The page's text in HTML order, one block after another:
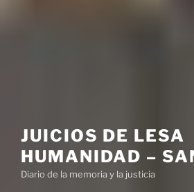
JUICIOS DE LESA
HUMANIDAD –
Diario de la memoria y la justicia